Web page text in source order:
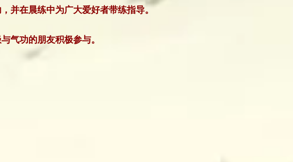
并在晨练中为广大爱好者带练指导。
气功的朋友积极参与。